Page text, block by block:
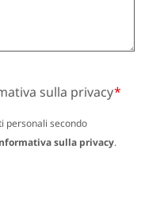
sulla privacy
personali secondo
sulla privacy.